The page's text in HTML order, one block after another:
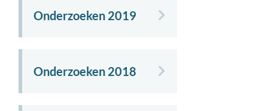
Onderzoeken 2019
Onderzoeken 2018